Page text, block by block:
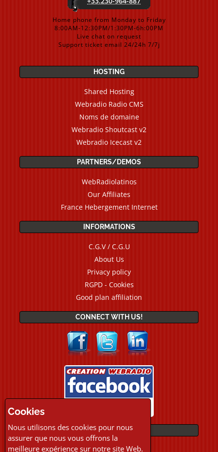
Home phone from Monday to Friday
8:00AM-12:30PM/1:30PM-6h:00PM
Live chat on request
Support ticket email 24/24h 7/7j
HOSTING
Shared Hosting
Webradio Radio CMS
Noms de domaine
Webradio Shoutcast v2
Webradio Icecast v2
PARTNERS/DEMOS
WebRadiolatinos
Our Affiliates
France Hebergement Internet
INFORMATIONS
C.G.V / C.G.U
About Us
Privacy policy
RGPD - Cookies
Good plan affiliation
CONNECT WITH US!
PAYMENTS
Cookies
Nous utilisons des cookies pour nous
assurer que nous vous offrons la
meilleure expérience sur notre site Web.